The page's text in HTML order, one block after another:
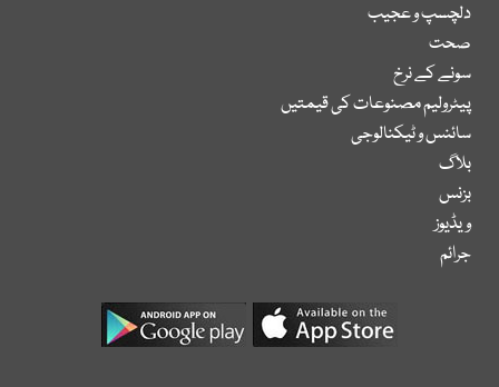
دلچسپ و عجیب
صحت
سونے کے نرخ
پیٹرولیم مصنوعات کی قیمتیں
سائنس و ٹیکنالوجی
بلاگ
بزنس
ویڈیوز
جرائم